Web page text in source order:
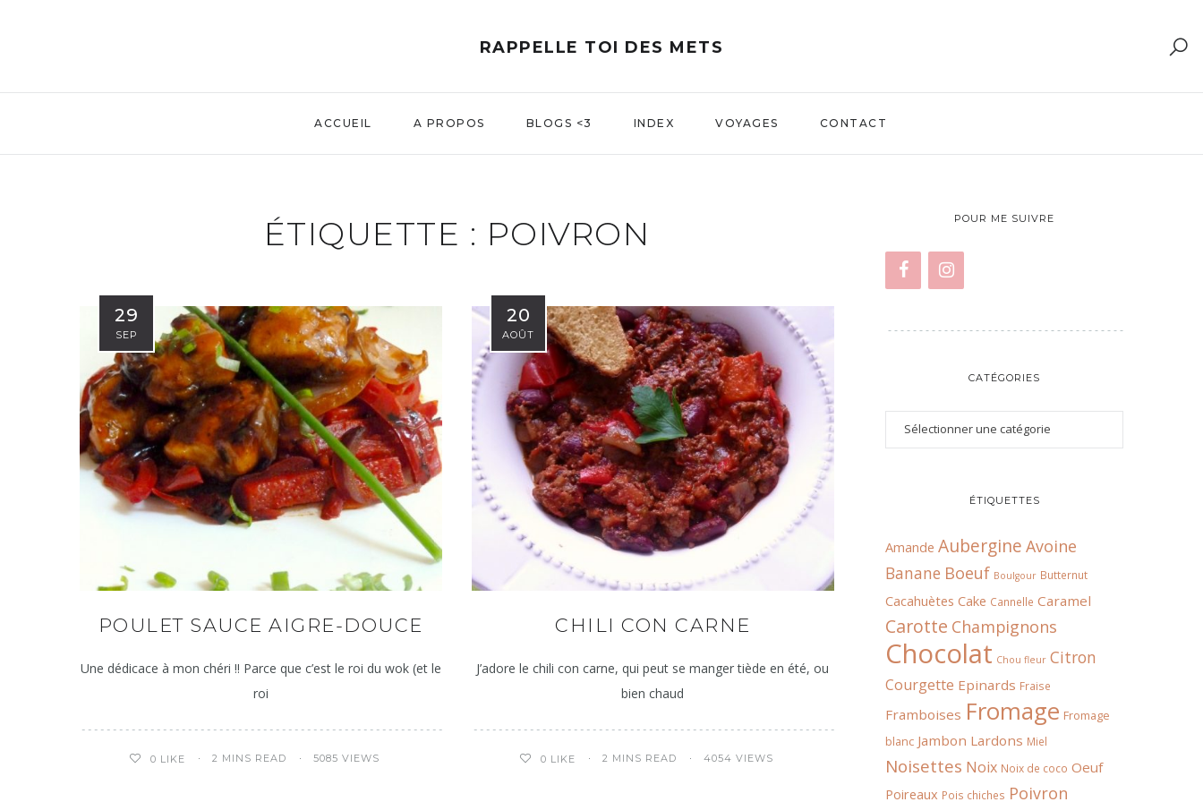
RAPPELLE TOI DES METS
ACCUEIL A PROPOS BLOGS <3 INDEX VOYAGES CONTACT
ÉTIQUETTE : POIVRON
29
SEP
POULET SAUCE AIGRE-DOUCE
Une dédicace à mon chéri !! Parce que c’est le roi du wok (et le
roi
0 LIKE 2 MINS READ 5085 VIEWS
20
AOÛT
CHILI CON CARNE
J’adore le chili con carne, qui peut se manger tiède en été, ou
bien chaud
0 LIKE 2 MINS READ 4054 VIEWS
POUR ME SUIVRE
CATÉGORIES
ÉTIQUETTES
Amande Aubergine Avoine
Banane Boeuf Boulgour Butternut
Cacahuètes Cake Cannelle Caramel
Carotte Champignons
Chocolat Chou fleur Citron
Courgette Epinards Fraise
Framboises Fromage Fromage
blanc Jambon Lardons Miel
Noisettes Noix Noix de coco Oeuf
Poireaux Pois chiches Poivron